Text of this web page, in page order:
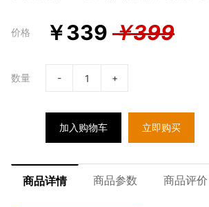
价格 ￥339 ￥399
数量 - +
加入购物车 立即购买
商品详情 商品参数 商品评价